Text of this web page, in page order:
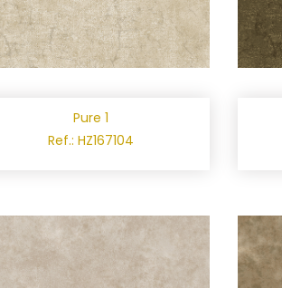
Pure 1
Ref.: HZ167104